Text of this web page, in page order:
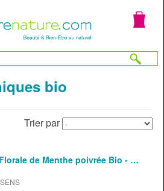
bio
Trier par
de Menthe poivrée Bio - …